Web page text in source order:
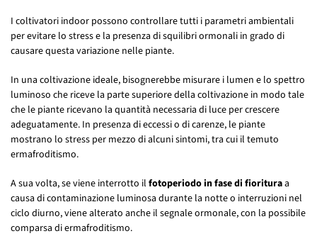
I coltivatori indoor possono controllare tutti i parametri ambientali
per evitare lo stress e la presenza di squilibri ormonali in grado di
causare questa variazione nelle piante.
In una coltivazione ideale, bisognerebbe misurare i lumen e lo spettro
luminoso che riceve la parte superiore della coltivazione in modo tale
che le piante ricevano la quantità necessaria di luce per crescere
adeguatamente. In presenza di eccessi o di carenze, le piante
mostrano lo stress per mezzo di alcuni sintomi, tra cui il temuto
ermafroditismo.
A sua volta, se viene interrotto il fotoperiodo in fase di fiorituraa
causa di contaminazione luminosa durante la notte o interruzioni nel
ciclo diurno, viene alterato anche il segnale ormonale, con la possibile
comparsa di ermafroditismo.